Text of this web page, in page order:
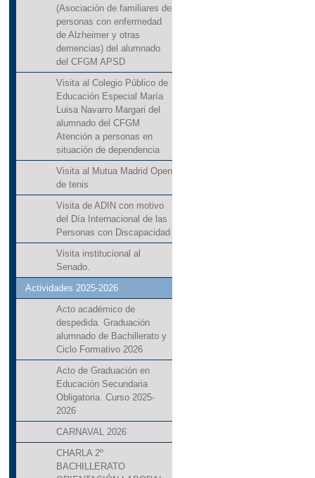
(Asociación de familiares de
personas con enfermedad
de Alzheimer y otras
demencias) del alumnado
del CFGM APSD
Visita al Colegio Público de
Educación Especial María
Luisa Navarro Margari del
alumnado del CFGM
Atención a personas en
situación de dependencia
Visita al Mutua Madrid Open
de tenis
Visita de ADIN con motivo
del Día Internacional de las
Personas con Discapacidad
Visita institucional al
Senado.
Actividades 2025-2026
Acto académico de
despedida. Graduación
alumnado de Bachillerato y
Ciclo Formativo 2026
Acto de Graduación en
Educación Secundaria
Obligatoria. Curso 2025-
2026
CARNAVAL 2026
CHARLA 2º
BACHILLERATO